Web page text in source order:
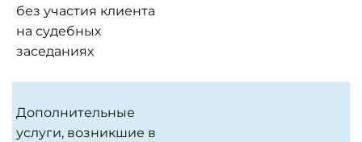
без участия клиента
на судебных
заседаниях
Дополнительные
услуги, возникшие в